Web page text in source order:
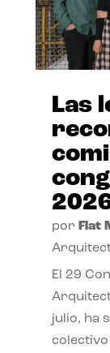
Las
por Flat
El 29
julio, ha